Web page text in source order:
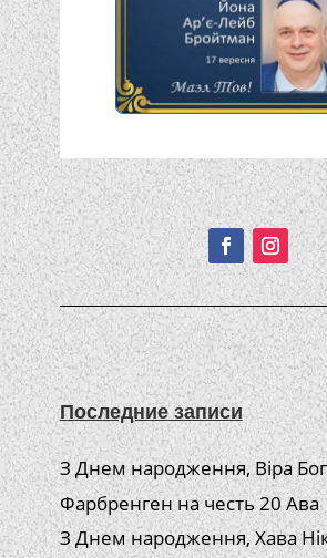
Последние записи
З Днем народження, Віра
Фарбренген на честь 20 Ава
З Днем народження, Хава